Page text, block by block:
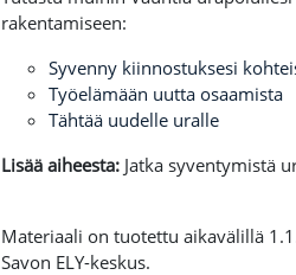
rakentamiseen:
Syvenny kiinnostuksesi
Työelämään uutta osaamista
Tähtää uudelle uralle
Lisää aiheesta: Jatka syventymistä
Materiaali on tuotettu aikavälillä
Savon ELY-keskus.